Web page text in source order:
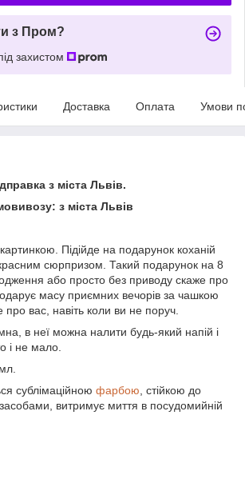
з Пром?
захистом
Доставка Оплата Умови
з міста Львів.
з міста Львів
Підійде на подарунок коханій
сюрпризом. Такий подарунок на 8
або просто без приводу скаже про
масу приємних вечорів за чашкою
вас, навіть коли ви не поруч.
в неї можна налити будь-який напій і
і не мало.
сублімаційною фарбою , стійкою до
витримує миття в посудомийній